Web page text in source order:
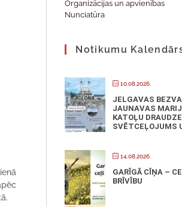
Organizācijas un apvienības
Nunciatūra
Notikumu
10.08.2026.
JELGAVAS
JAUNAVAS
KATOĻU
SVĒTCEĻOJUMS
14.08.2026.
GARĪGĀ CĪŅA –
BRĪVĪBU